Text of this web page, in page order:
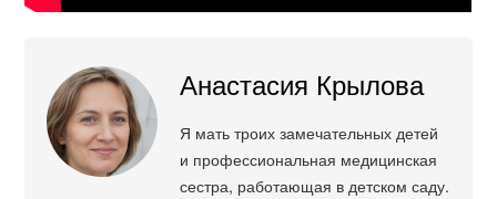
Анастасия Крылова
Я мать троих замечательных детей
и профессиональная медицинская
сестра, работающая в детском саду.